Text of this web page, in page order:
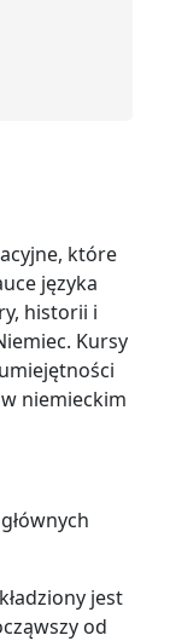
które
języka
historii i
Kursy
niemieckim
jest
od